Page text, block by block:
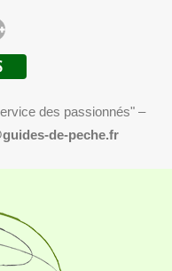
des passionnés" –
de-peche.fr